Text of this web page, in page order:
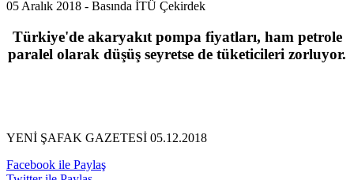
05 Aralık 2018 - Basında İTÜ Çekirdek
Türkiye'de akaryakıt pompa fiyatları, ham petrole
paralel olarak düşüş seyretse de tüketicileri zorluyor.
YENİ ŞAFAK GAZETESİ 05.12.2018
Facebook ile Paylaş